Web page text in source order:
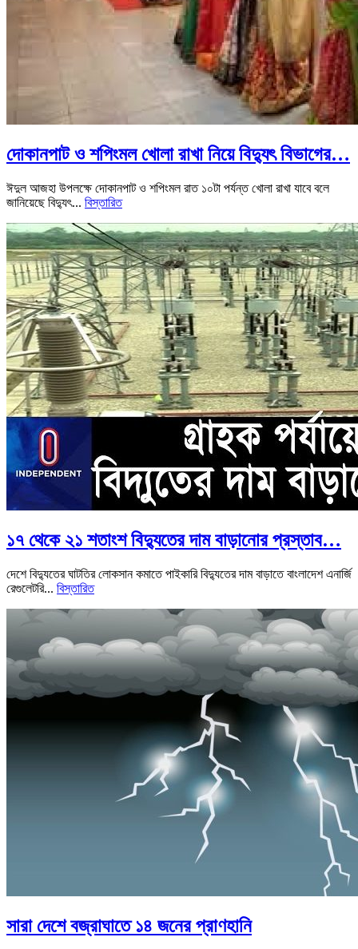
দোকানপাট ও শপিংমল খোলা রাখা নিয়ে বিদ্যুৎ বিভাগের…
ঈদুল আজহা উপলক্ষে দোকানপাট ও শপিংমল রাত ১০টা পর্যন্ত খোলা রাখা যাবে বলে
জানিয়েছে বিদ্যুৎ... বিস্তারিত
১৭ থেকে ২১ শতাংশ বিদ্যুতের দাম বাড়ানোর প্রস্তাব…
দেশে বিদ্যুতের ঘাটতির লোকসান কমাতে পাইকারি বিদ্যুতের দাম বাড়াতে বাংলাদেশ এনার্জি
রেগুলেটরি... বিস্তারিত
সারা দেশে বজ্রাঘাতে ১৪ জনের প্রাণহানি